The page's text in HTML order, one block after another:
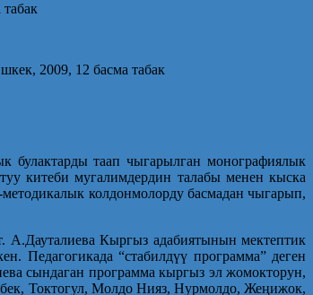
2009, 12 басма табак
булактарды таап чыгарылган монографиялык
китеби мугалимдердин талабы менен кыска
колдонмолорду басмадан чыгарып,
А.Дауталиева Кыргыз адабиятынын мектептик
“стабилдүү программа” деген
сындаган программа кыргыз эл жомокторун,
Токтогул, Молдо Нияз, Нурмолдо, Жеңижок,